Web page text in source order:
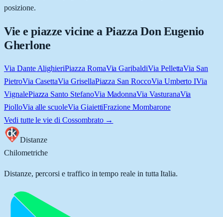
posizione.
Vie e piazze vicine a Piazza Don Eugenio
Gherlone
Via Dante AlighieriPiazza RomaVia GaribaldiVia PellettaVia San
PietroVia CasettaVia GrisellaPiazza San RoccoVia Umberto IVia
VignalePiazza Santo StefanoVia MadonnaVia VasturanaVia
PiolloVia alle scuoleVia GiaiettiFrazione Mombarone
Vedi tutte le vie di Cossombrato→
Distanze
Chilometriche
Distanze, percorsi e traffico in tempo reale in tutta Italia.